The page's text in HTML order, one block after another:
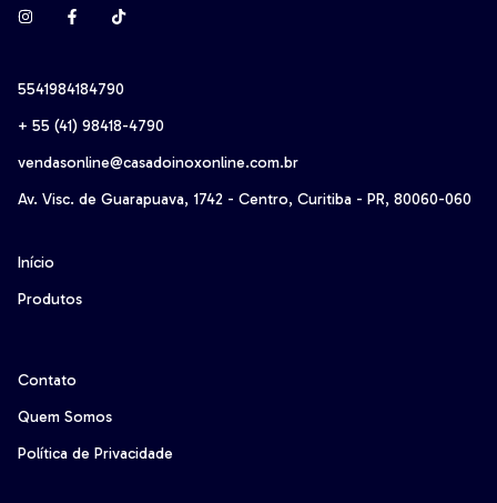
5541984184790
+ 55 (41) 98418-4790‬
vendasonline@casadoinoxonline.com.br
Av. Visc. de Guarapuava, 1742 - Centro, Curitiba - PR, 80060-060
Início
Produtos
Contato
Quem Somos
Política de Privacidade